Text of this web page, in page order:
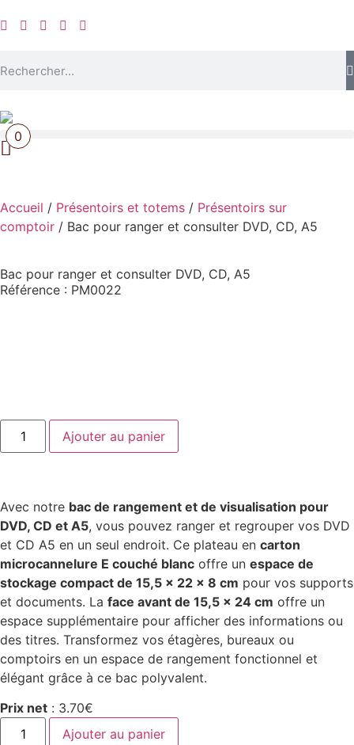
0
Accueil / Présentoirs et totems / Présentoirs sur
comptoir / Bac pour ranger et consulter DVD, CD, A5
Bac pour ranger et consulter DVD, CD, A5
Référence : PM0022
Ajouter au panier
Avec notre bac de rangement et de visualisation pour
DVD, CD et A5, vous pouvez ranger et regrouper vos DVD
et CD A5 en un seul endroit. Ce plateau en carton
microcannelure E couché blanc offre un espace de
stockage compact de 15,5 x 22 x 8 cm pour vos supports
et documents. La face avant de 15,5 x 24 cm offre un
espace supplémentaire pour afficher des informations ou
des titres. Transformez vos étagères, bureaux ou
comptoirs en un espace de rangement fonctionnel et
élégant grâce à ce bac polyvalent.
Prix net : 3.70€
Ajouter au panier